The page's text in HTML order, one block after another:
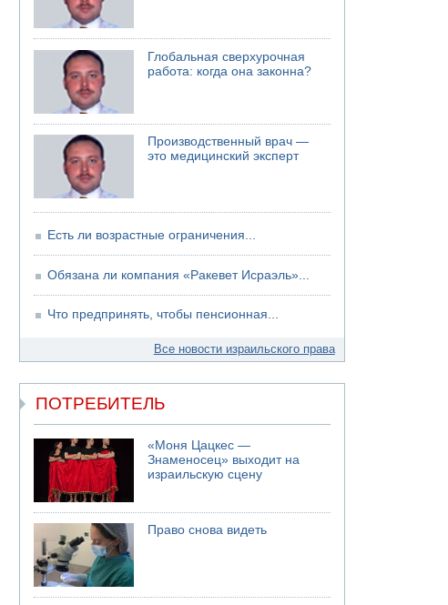
Глобальная сверхурочная
работа: когда она законна?
Производственный врач —
это медицинский эксперт
Есть ли возрастные ограничения...
Обязана ли компания «Ракевет Исраэль»...
Что предпринять, чтобы пенсионная...
Все новости израильского права
ПОТРЕБИТЕЛЬ
«Моня Цацкес —
Знаменосец» выходит на
израильскую сцену
Право снова видеть